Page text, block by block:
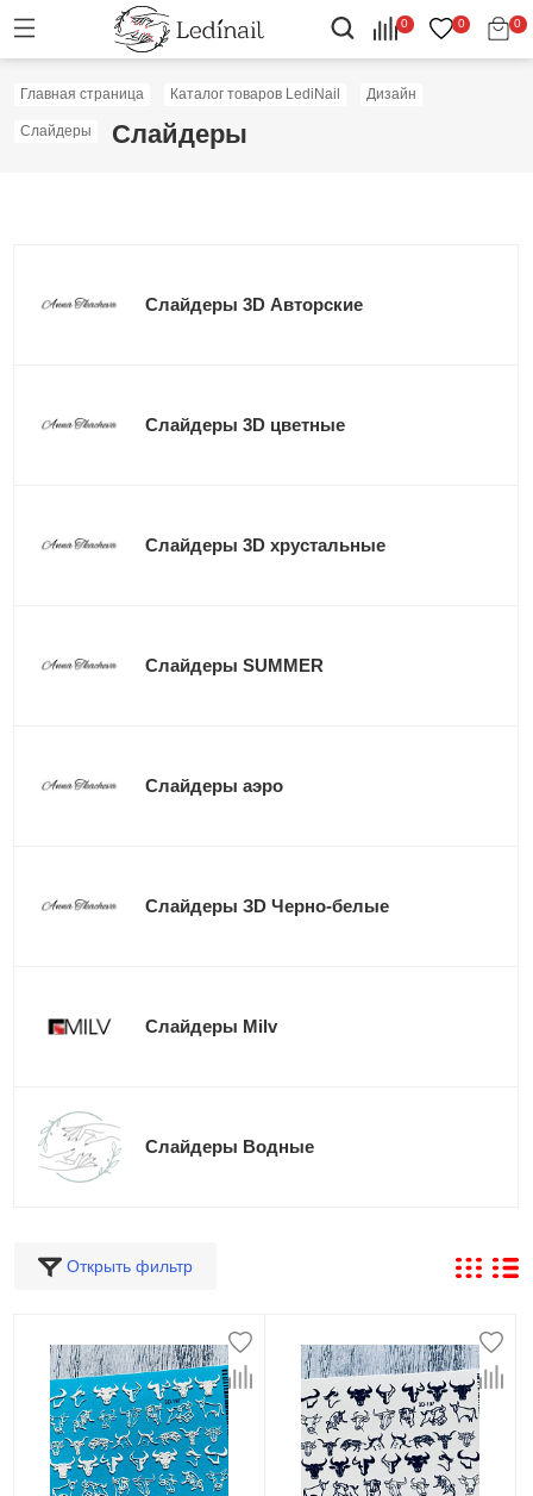
0 0 0
Главная страница Каталог товаров LediNail Дизайн
Слайдеры Слайдеры
Слайдеры 3D Авторские
Слайдеры 3D цветные
Слайдеры 3D хрустальные
Слайдеры SUMMER
Слайдеры аэро
Слайдеры ЗD Черно-белые
Слайдеры Milv
Слайдеры Водные
Открыть фильтр